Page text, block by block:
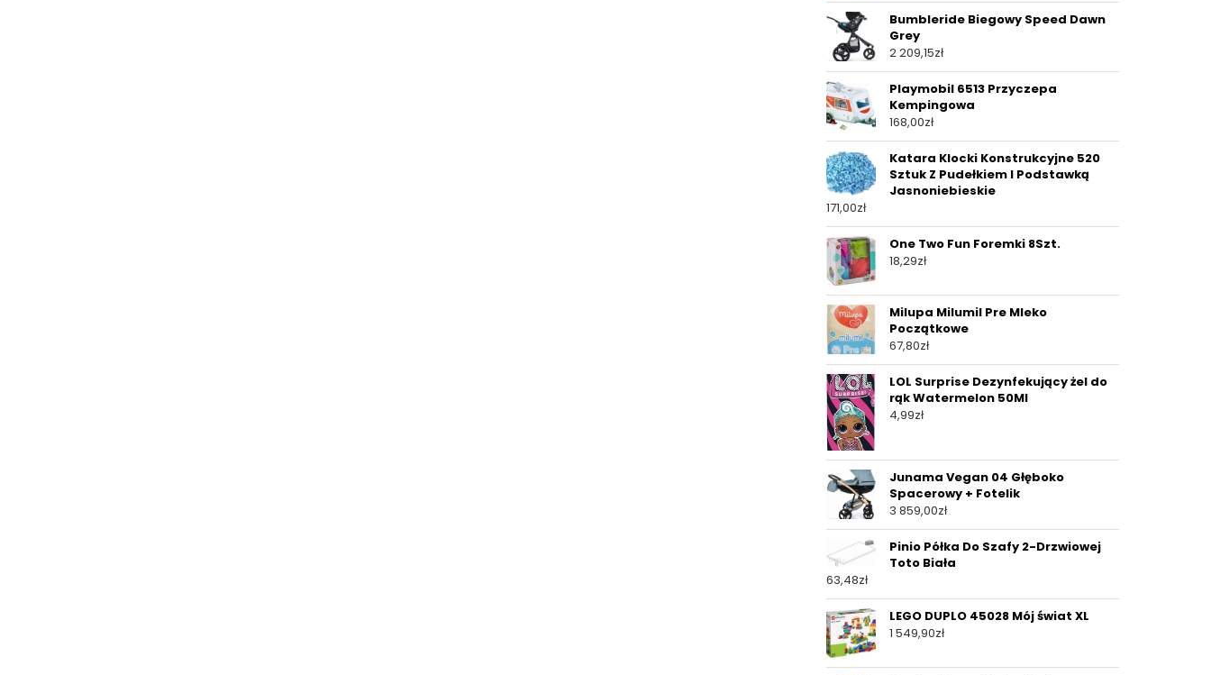
Bumbleride Biegowy Speed Dawn
Grey
2 209,15zł
Playmobil 6513 Przyczepa
Kempingowa
168,00zł
Katara Klocki Konstrukcyjne 520
Sztuk Z Pudełkiem I Podstawką
Jasnoniebieskie
171,00zł
One Two Fun Foremki 8Szt.
18,29zł
Milupa Milumil Pre Mleko
Początkowe
67,80zł
LOL Surprise Dezynfekujący żel do
rąk Watermelon 50Ml
4,99zł
Junama Vegan 04 Głęboko
Spacerowy + Fotelik
3 859,00zł
Pinio Półka Do Szafy 2-Drzwiowej
Toto Biała
63,48zł
LEGO DUPLO 45028 Mój świat XL
1 549,90zł